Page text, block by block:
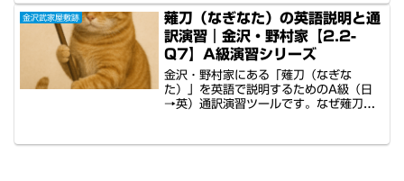
う歴史的考察まで。最後は庶民を寄せ付
けない（？）というジョークで締める、
実践的な英語解説術を学べます。
金沢武家屋敷跡
薙刀（なぎなた）の英語説明と通
訳演習｜金沢・野村家【2.2-
Q7】A級演習シリーズ
金沢・野村家にある「薙刀（なぎな
た）」を英語で説明するためのA級（日
→英）通訳演習ツールです。なぜ薙刀が
語るトレーニング。通訳ガイドが現場で